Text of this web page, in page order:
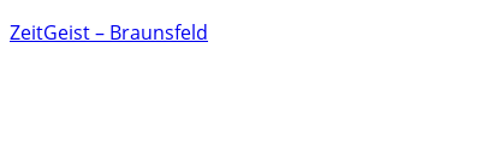
ZeitGeist – Braunsfeld